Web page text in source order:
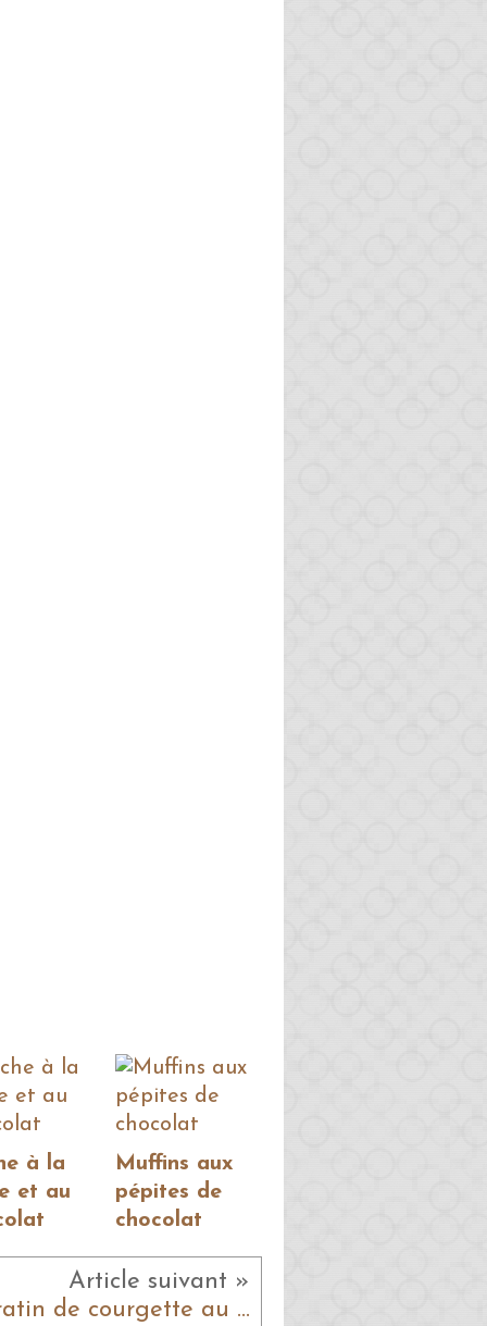
à la
et au
Muffins aux
pépites de
chocolat
Article suivant »
Gratin de courgette au bœuf et au riz